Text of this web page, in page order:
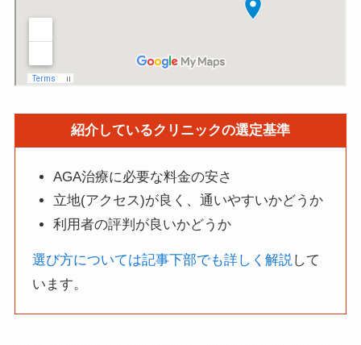
紹介しているクリニックの選定基準
AGA治療に必要な料金の安さ
立地(アクセス)が良く、通いやすいかどうか
利用者の評判が良いかどうか
選び方については記事下部でも詳しく解説 して
います。